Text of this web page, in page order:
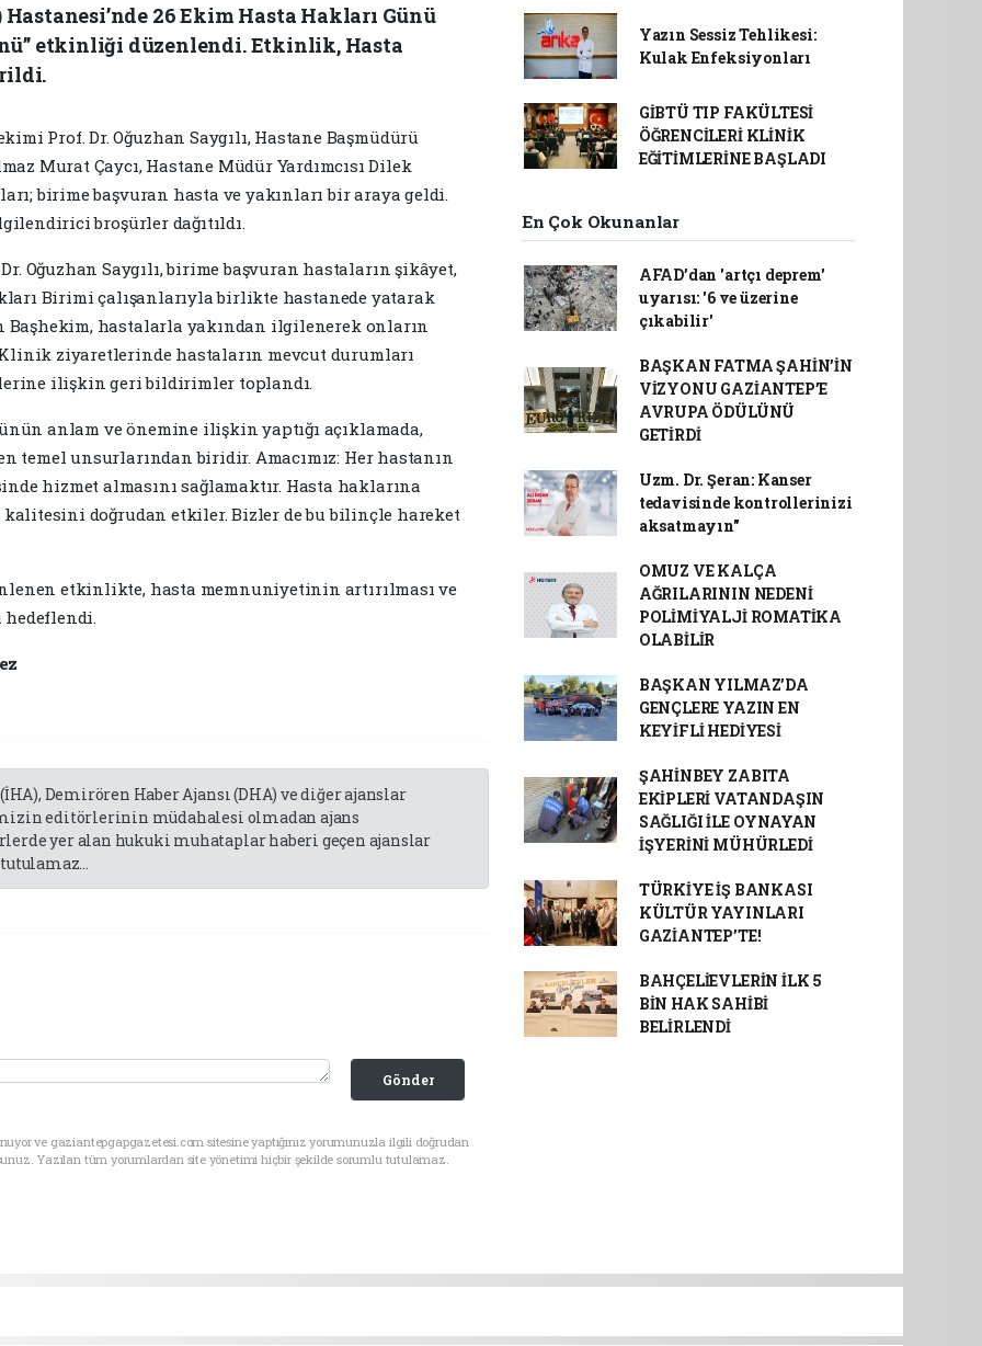
26 Ekim Hasta Hakları Günü
etkinliği düzenlendi. Etkinlik, Hasta
Prof. Dr. Oğuzhan Saygılı, Hastane Başmüdürü
Murat Çaycı, Hastane Müdür Yardımcısı Dilek
birime başvuran hasta ve yakınları bir araya geldi.
broşürler dağıtıldı.
Oğuzhan Saygılı, birime başvuran hastaların şikâyet,
Birimi çalışanlarıyla birlikte hastanede yatarak
Başhekim, hastalarla yakından ilgilenerek onların
ziyaretlerinde hastaların mevcut durumları
ilişkin geri bildirimler toplandı.
anlam ve önemine ilişkin yaptığı açıklamada,
temel unsurlarından biridir. Amacımız: Her hastanın
hizmet almasını sağlamaktır. Hasta haklarına
doğrudan etkiler. Bizler de bu bilinçle hareket
etkinlikte, hasta memnuniyetinin artırılması ve
hedeflendi.
Demirören Haber Ajansı (DHA) ve diğer ajanslar
editörlerinin müdahalesi olmadan ajans
yer alan hukuki muhataplar haberi geçen ajanslar
Gönder
ve gaziantepgapgazetesi.com sitesine yaptığınız yorumunuzla ilgili doğrudan
Yazılan tüm yorumlardan site yönetimi hiçbir şekilde sorumlu tutulamaz.
Yazın Sessiz Tehlikesi:
Kulak Enfeksiyonları
GİBTÜ TIP FAKÜLTESİ
ÖĞRENCİLERİ KLİNİK
EĞİTİMLERİNE BAŞLADI
En Çok Okunanlar
AFAD’dan 'artçı deprem'
uyarısı: '6 ve üzerine
çıkabilir'
BAŞKAN FATMA ŞAHİN’İN
VİZYONU GAZİANTEP’E
AVRUPA ÖDÜLÜNÜ
GETİRDİ
Uzm. Dr. Şeran: Kanser
tedavisinde kontrollerinizi
aksatmayın"
OMUZ VE KALÇA
AĞRILARININ NEDENİ
POLİMİYALJİ ROMATİKA
OLABİLİR
BAŞKAN YILMAZ’DA
GENÇLERE YAZIN EN
KEYİFLİ HEDİYESİ
ŞAHİNBEY ZABITA
EKİPLERİ VATANDAŞIN
SAĞLIĞI İLE OYNAYAN
İŞYERİNİ MÜHÜRLEDİ
TÜRKİYE İŞ BANKASI
KÜLTÜR YAYINLARI
GAZİANTEP’TE!
BAHÇELİEVLERİN İLK 5
BİN HAK SAHİBİ
BELİRLENDİ